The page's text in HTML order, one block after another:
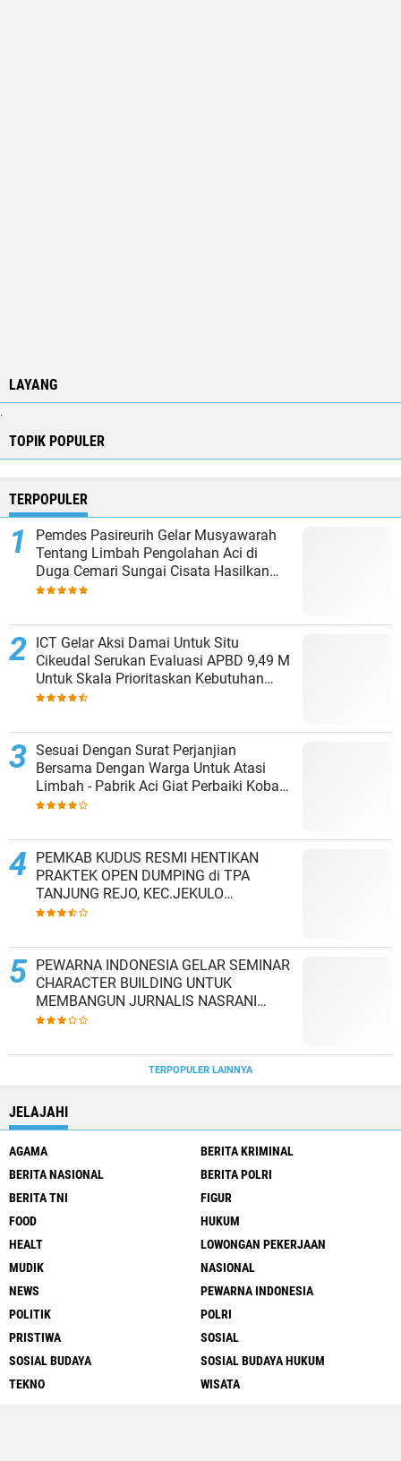
LAYANG
TOPIK POPULER
TERPOPULER
Pemdes Pasireurih Gelar Musyawarah
Tentang Limbah Pengolahan Aci di
Duga Cemari Sungai Cisata Hasilkan
Kesepakatan Tutup Sementara
ICT Gelar Aksi Damai Untuk Situ
Cikeudal Serukan Evaluasi APBD 9,49 M
Untuk Skala Prioritaskan Kebutuhan
Dasar Masyarakat Belum Saat nya
Sesuai Dengan Surat Perjanjian
Bersama Dengan Warga Untuk Atasi
Limbah - Pabrik Aci Giat Perbaiki Kobak
Penampungan Air
PEMKAB KUDUS RESMI HENTIKAN
PRAKTEK OPEN DUMPING di TPA
TANJUNG REJO, KEC.JEKULO
KAB.KUDUS,BERLAKUKAN SISTEM
PEWARNA INDONESIA GELAR SEMINAR
CHARACTER BUILDING UNTUK
MEMBANGUN JURNALIS NASRANI
BERINTEGRITAS DAN BERDAMPAK*
TERPOPULER LAINNYA
JELAJAHI
AGAMA
BERITA KRIMINAL
BERITA NASIONAL
BERITA POLRI
BERITA TNI
FIGUR
FOOD
HUKUM
HEALT
LOWONGAN PEKERJAAN
MUDIK
NASIONAL
NEWS
PEWARNA INDONESIA
POLITIK
POLRI
PRISTIWA
SOSIAL
SOSIAL BUDAYA
SOSIAL BUDAYA HUKUM
TEKNO
WISATA